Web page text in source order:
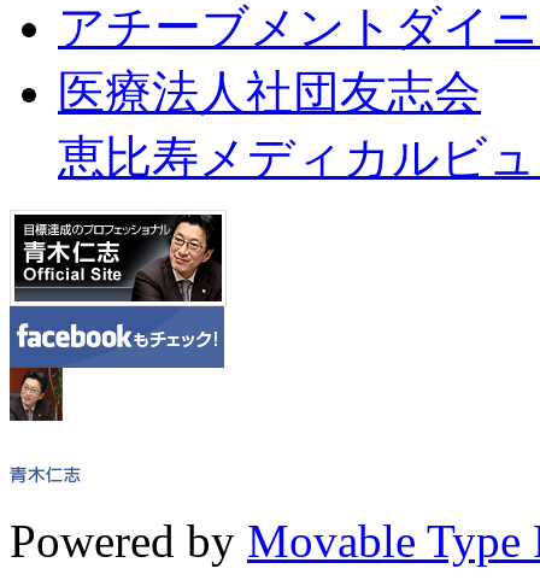
アチーブメントダイ
医療法人社団友志会
恵比寿メディカルビ
Powered by Movable Type